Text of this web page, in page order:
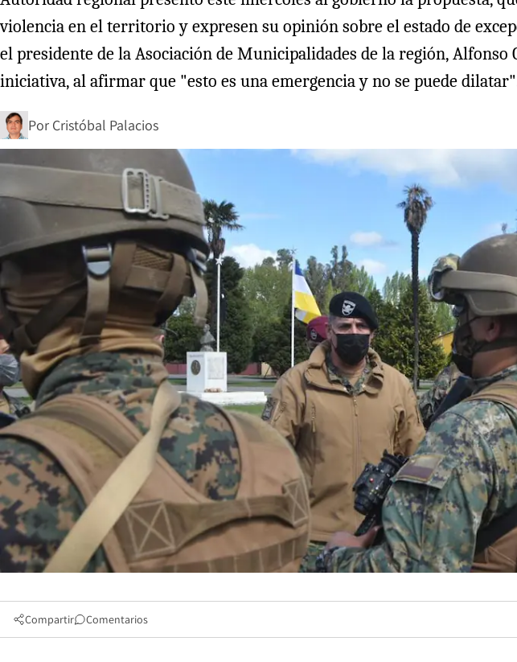
violencia en el territorio y expresen su opinión sobre el estado de
el presidente de la Asociación de Municipalidades de la región,
iniciativa, al afirmar que "esto es una emergencia y no se puede
Por Cristóbal Palacios
Compartir Comentarios